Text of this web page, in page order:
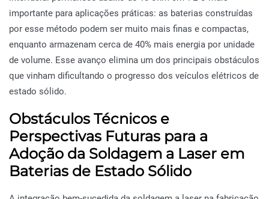
importante para aplicações práticas: as baterias construídas
por esse método podem ser muito mais finas e compactas,
enquanto armazenam cerca de 40% mais energia por unidade
de volume. Esse avanço elimina um dos principais obstáculos
que vinham dificultando o progresso dos veículos elétricos de
estado sólido.
Obstáculos Técnicos e
Perspectivas Futuras para a
Adoção da Soldagem a Laser em
Baterias de Estado Sólido